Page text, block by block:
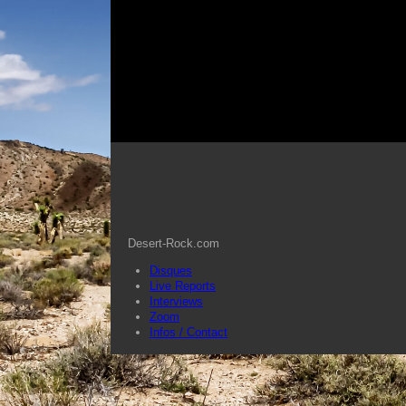
Desert-Rock.com
Disques
Live Reports
Interviews
Zoom
Infos / Contact